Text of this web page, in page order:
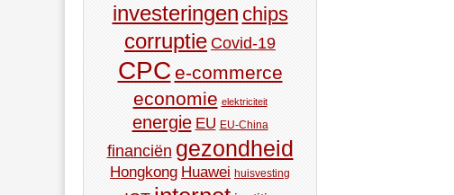
investeringen chips
corruptie Covid-19
CPC e-commerce
economie elektriciteit
energie EU EU-China
financiën gezondheid
Hongkong Huawei huisvesting